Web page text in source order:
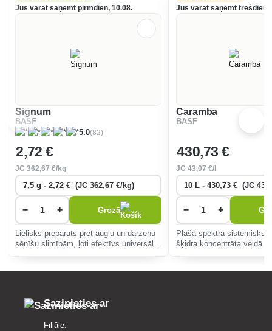
Jūs varat saņemt pirmdien, 10.08.
Signum
BASF
5.0(82)
2,72 €
JC362,67 €/kg
− + Grozā
Lielisks preparāts pret augļu un dārzeņu
sēnīšu slimībām, ļoti efektīvs universāls
Jūs varat saņemt trešdien,
Caramba
BASF
430,73 €
JC43,07 €/l
− +
Plaša spektra sistēmisks
šķidra koncentrāta veidā
Sazinieties ar
Filiāle: